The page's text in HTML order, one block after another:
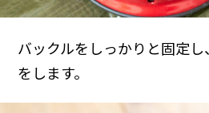
バックルをしっかりと固定
をします。